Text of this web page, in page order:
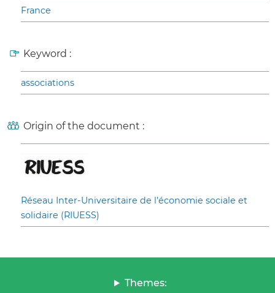
France
Keyword :
associations
Origin of the document :
Réseau Inter-Universitaire de l’économie sociale et
solidaire (RIUESS)
Themes: